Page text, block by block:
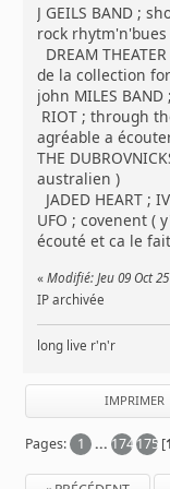
J GEILS BAND ;
rock rhytm'n'bues
DREAM
de la collection
john MILES
RIOT ; through
agréable a
THE
australien )
JADED HEART ;
UFO ; covenent (
écouté et ca le
«Modifié: Jeu 09 Oct
IP archivée
long live r'n'r
IMPRIMER
Pages: 1 ...174175 [